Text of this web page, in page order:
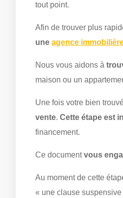
tout point.
Afin de trouver plus
une agence
Nous vous aidons à
maison ou un
Une fois votre bien
vente. Cette étape est
financement.
Ce documentvous
Au moment de cette
« une clause suspensive